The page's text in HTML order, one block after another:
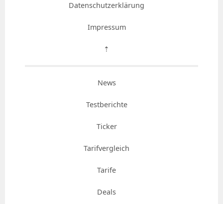
Datenschutzerklärung
Impressum
⇡
News
Testberichte
Ticker
Tarifvergleich
Tarife
Deals